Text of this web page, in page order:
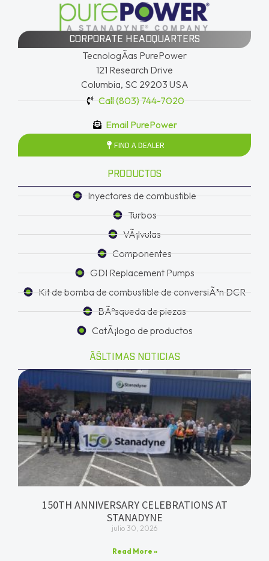
CORPORATE HEADQUARTERS
TecnologÃ­as PurePower
121 Research Drive
Columbia, SC 29203 USA
Call (803) 744-7020
Email PurePower
FIND A DEALER
PRODUCTOS
Inyectores de combustible
Turbos
VÃ¡lvulas
Componentes
GDI Replacement Pumps
Kit de bomba de combustible de conversiÃ³n DCR
BÃºsqueda de piezas
CatÃ¡logo de productos
ÃŠLTIMAS NOTICIAS
150TH ANNIVERSARY CELEBRATIONS AT
STANADYNE
julio 30, 2026
Read More »